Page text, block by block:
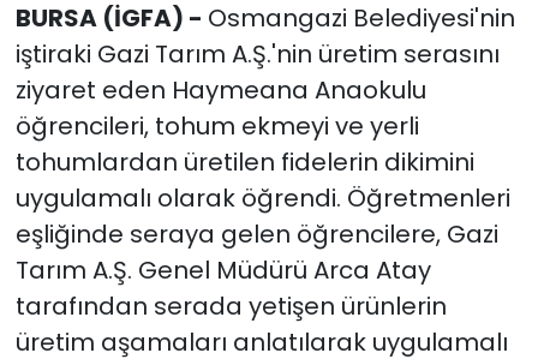
BURSA (İGFA) - Osmangazi Belediyesi'nin
iştiraki Gazi Tarım A.Ş.'nin üretim serasını
ziyaret eden Haymeana Anaokulu
öğrencileri, tohum ekmeyi ve yerli
tohumlardan üretilen fidelerin dikimini
uygulamalı olarak öğrendi. Öğretmenleri
eşliğinde seraya gelen öğrencilere, Gazi
Tarım A.Ş. Genel Müdürü Arca Atay
tarafından serada yetişen ürünlerin
üretim aşamaları anlatılarak uygulamalı